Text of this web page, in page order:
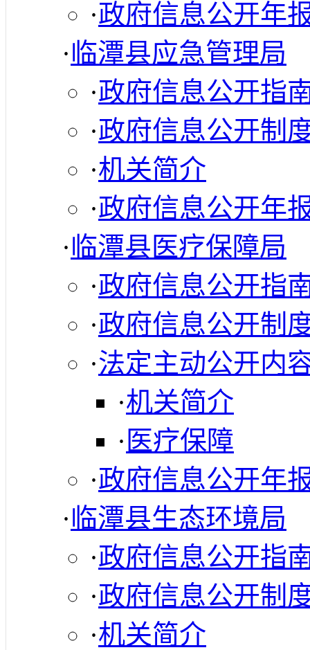
·政府信息公开年
·临潭县应急管理局
·政府信息公开指
·政府信息公开制
·机关简介
·政府信息公开年
·临潭县医疗保障局
·政府信息公开指
·政府信息公开制
·法定主动公开内
·机关简介
· 医疗保障
·政府信息公开年
·临潭县生态环境局
·政府信息公开指
·政府信息公开制
·机关简介